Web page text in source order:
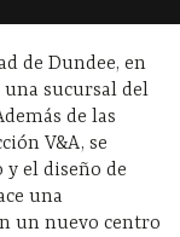
de Dundee, en
una sucursal del
de las
V&A, se
y el diseño de
una
un nuevo centro